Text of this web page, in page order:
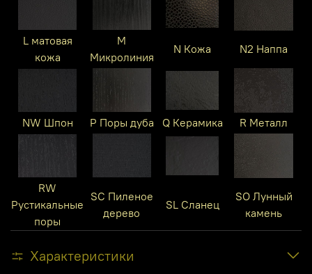
L матовая
кожа
M
Микролиния
N Кожа N2 Наппа
NW Шпон P Поры дуба Q Керамика R Металл
RW
Рустикальные
поры
SC Пиленое
дерево
SL Сланец
SO Лунный
камень
Характеристики